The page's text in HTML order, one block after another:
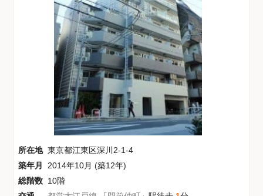
所在地 東京都江東区深川2-1-4
築年月
2014年10月 (築12年)
総階数 10階